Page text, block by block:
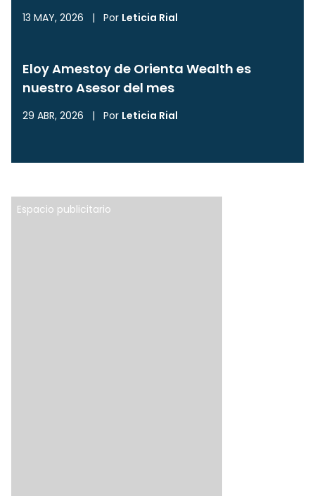
13 MAY, 2026 | Por Leticia Rial
Eloy Amestoy de Orienta Wealth es
nuestro Asesor del mes
29 ABR, 2026 | Por Leticia Rial
Espacio publicitario